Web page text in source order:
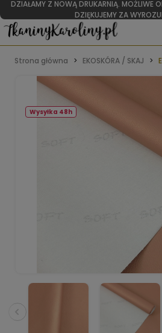
DZIAŁAMY Z NOWĄ DRUKARNIĄ. MOŻLIWE
DZIĘKUJEMY ZA
Strona główna EKOSKÓRA / SKAJ
Wysyłka 48h